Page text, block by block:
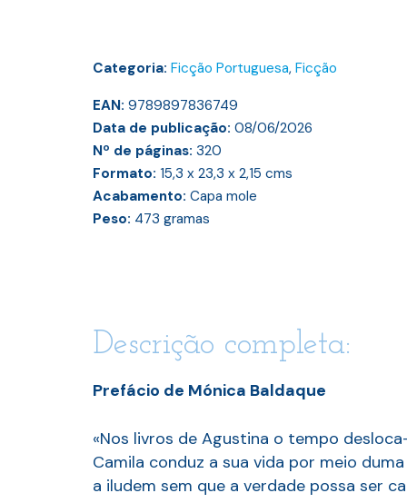
Categoria: Ficção Portuguesa, Ficção
EAN: 9789897836749
Data de publicação: 08/06/2026
Nº de páginas: 320
Formato: 15,3 x 23,3 x 2,15 cms
Acabamento: Capa mole
Peso: 473 gramas
Descrição completa:
Prefácio de Mónica Baldaque
«Nos livros de Agustina o tempo
Camila conduz a sua vida por meio
a iludem sem que a verdade possa ser